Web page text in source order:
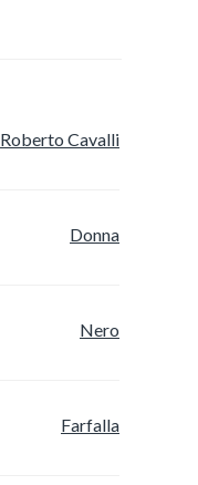
Roberto Cavalli
Donna
Nero
Farfalla